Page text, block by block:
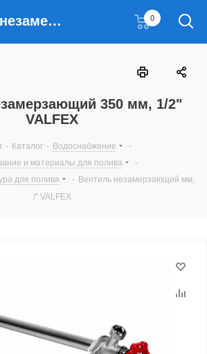
Вентиль незамерзающий 350 мм, 1/2" VALFEX 0
350 мм, 1/2"
VALFEX
- Каталог - Водоснабжение
-
и материалы для полива
-
для полива
- Вентиль незамерзающий мм,
/" VALFEX